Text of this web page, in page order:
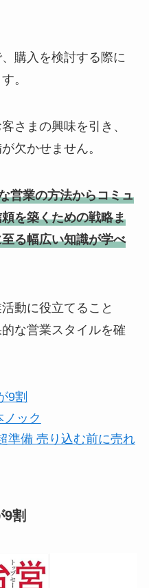
購入を検討する際に
。
さまの興味を引き、
欠かせません。
営業の方法からコミュ
を築くための戦略ま
る幅広い知識が学べ
動に役立てること
な営業スタイルを確
9割
ック
準備 売り込む前に売れ
割